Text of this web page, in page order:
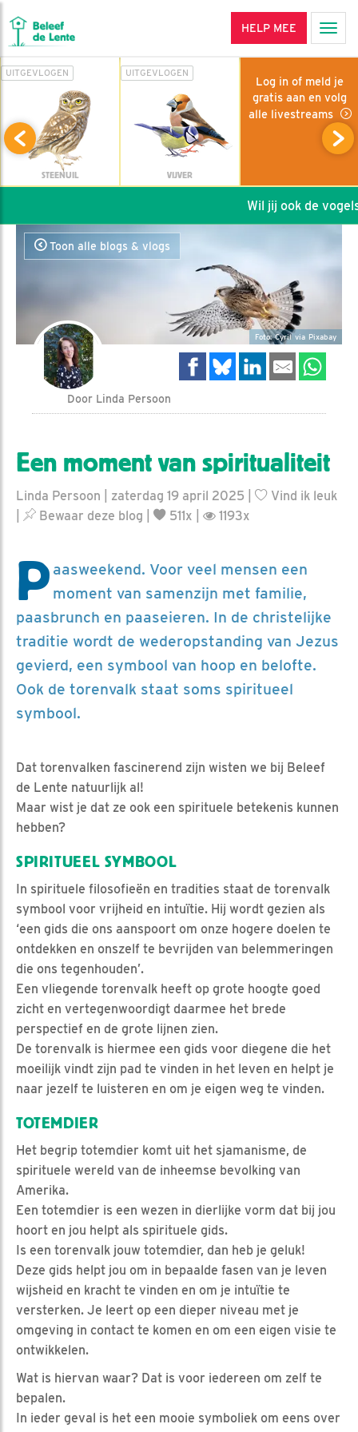
HELP MEE
UITGEVLOGEN
STEENUIL
UITGEVLOGEN
VIJVER
Log in of meld je
gratis aan en volg
alle livestreams
Wil jij ook de
Toon alle blogs & vlogs
Foto: Cyril via Pixabay
Door Linda Persoon
Een moment van spiritualiteit
Linda Persoon | zaterdag 19 april 2025 |
Vind ik leuk
Bewaar deze blog 511x | 1193x
P aasweekend. Voor veel mensen een
moment van samenzijn met familie,
paasbrunch en paaseieren. In de christelijke
traditie wordt de wederopstanding van Jezus
gevierd, een symbool van hoop en belofte.
Ook de torenvalk staat soms spiritueel
symbool.
Dat torenvalken fascinerend zijn wisten we bij Beleef
de Lente natuurlijk al!
Maar wist je dat ze ook een spirituele betekenis kunnen
hebben?
SPIRITUEEL SYMBOOL
In spirituele filosofieën en tradities staat de torenvalk
symbool voor vrijheid en intuïtie. Hij wordt gezien als
‘een gids die ons aanspoort om onze hogere doelen te
ontdekken en onszelf te bevrijden van belemmeringen
die ons tegenhouden’.
Een vliegende torenvalk heeft op grote hoogte goed
zicht en vertegenwoordigt daarmee het brede
perspectief en de grote lijnen zien.
De torenvalk is hiermee een gids voor diegene die het
moeilijk vindt zijn pad te vinden in het leven en helpt je
naar jezelf te luisteren en om je eigen weg te vinden.
TOTEMDIER
Het begrip totemdier komt uit het sjamanisme, de
spirituele wereld van de inheemse bevolking van
Amerika.
Een totemdier is een wezen in dierlijke vorm dat bij jou
hoort en jou helpt als spirituele gids.
Is een torenvalk jouw totemdier, dan heb je geluk!
Deze gids helpt jou om in bepaalde fasen van je leven
wijsheid en kracht te vinden en om je intuïtie te
versterken. Je leert op een dieper niveau met je
omgeving in contact te komen en om een eigen visie te
ontwikkelen.
Wat is hiervan waar? Dat is voor iedereen om zelf te
bepalen.
In ieder geval is het een mooie symboliek om eens over